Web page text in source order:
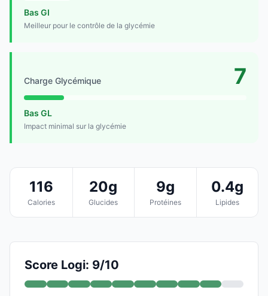
Bas GI
Meilleur pour le contrôle de la glycémie
Charge Glycémique 7
Bas GL
Impact minimal sur la glycémie
116
Calories
20g
Glucides
9g
Protéines
0.4g
Lipides
Score Logi: 9/10